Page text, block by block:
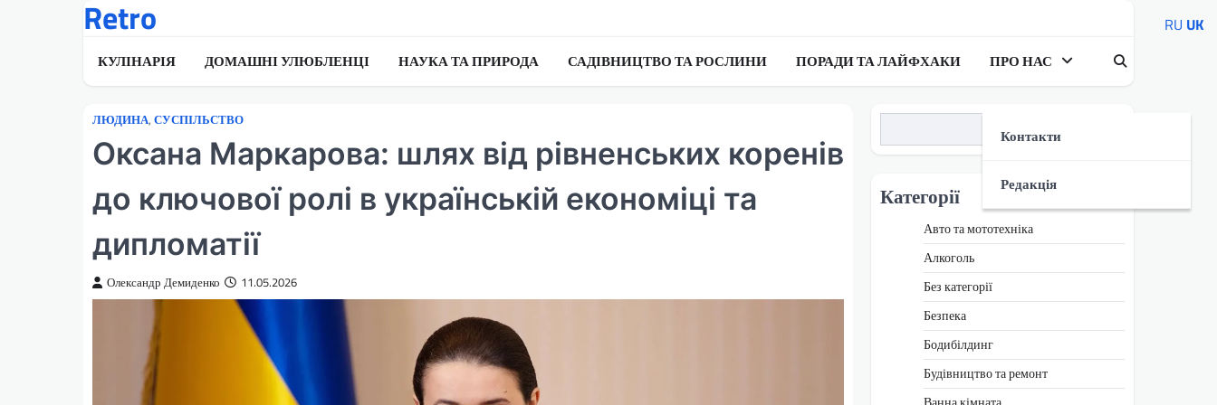
Retro
КУЛІНАРІЯ ДОМАШНІ УЛЮБЛЕНЦІ НАУКА ТА ПРИРОДА САДІВНИЦТВО ТА РОСЛИНИ ПОРАДИ ТА ЛАЙФХАКИ ПРО НАС
Контакти
Редакція
ЛЮДИНА, СУСПІЛЬСТВО
Оксана Маркарова: шлях від рівненських коренів
до ключової ролі в українській економіці та
дипломатії
Олександр Демиденко 11.05.2026
Категорії
Авто та мототехніка
Алкоголь
Без категорії
Безпека
Бодибілдинг
Будівництво та ремонт
RU UK